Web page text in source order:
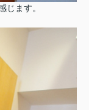
じます。